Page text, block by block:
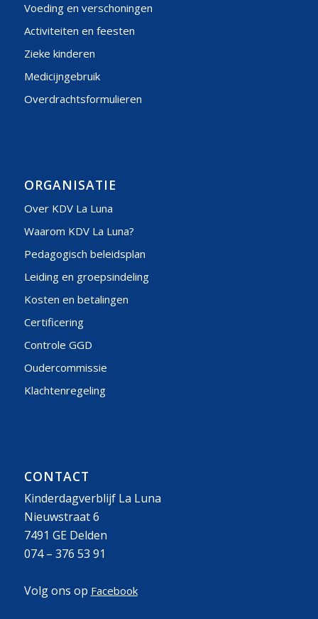
Voeding en verschoningen
Activiteiten en feesten
Zieke kinderen
Medicijngebruik
Overdrachtsformulieren
ORGANISATIE
Over KDV La Luna
Waarom KDV La Luna?
Pedagogisch beleidsplan
Leiding en groepsindeling
Kosten en betalingen
Certificering
Controle GGD
Oudercommissie
Klachtenregeling
CONTACT
Kinderdagverblijf La Luna
Nieuwstraat 6
7491 GE Delden
074 – 376 53 91
Volg ons op Facebook